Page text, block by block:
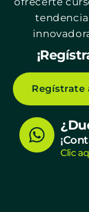
Regístrate
W
h
Clic